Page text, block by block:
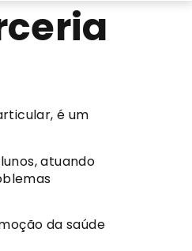
é um
atuando
da saúde